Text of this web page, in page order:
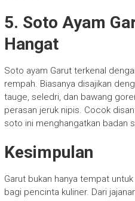
5. Soto Ayam
Hangat
Soto ayam Garut terkenal
rempah. Biasanya disajikan
tauge, seledri, dan bawang
perasan jeruk nipis. Cocok
soto ini menghangatkan badan
Kesimpulan
Garut bukan hanya tempat
bagi pencinta kuliner. Dari